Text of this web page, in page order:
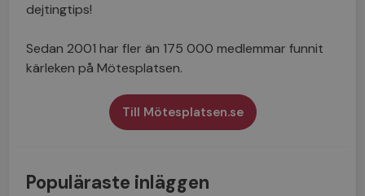
dejtingtips!
Sedan 2001 har fler än 175 000 medlemmar funnit
kärleken på Mötesplatsen.
Till Mötesplatsen.se
Populäraste inläggen